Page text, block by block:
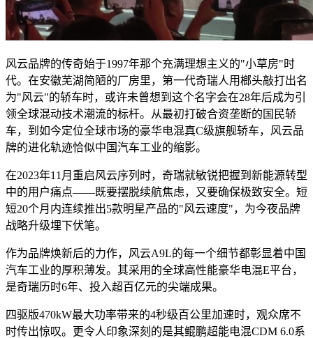
风云品牌的传奇始于1997年那个充满理想主义的"小草房"时
代。在安徽芜湖简陋的厂房里，第一代奇瑞人用榔头敲打出名
为"风云"的轿车时，或许未曾想到这个名字会在28年后成为引
领全球混动技术潮流的标杆。从最初打破合资垄断的国民轿
车，到如今定位全球市场的豪华电混真C级旗舰轿车，风云品
牌的进化轨迹恰似中国汽车工业的缩影。
在2023年11月重启风云序列时，奇瑞就敏锐把握到新能源转型
中的用户痛点——既要摆脱续航焦虑，又要确保极致安全。短
短20个月内连续推出5款明星产品的"风云速度"，为今夜品牌
战略升级埋下伏笔。
作为品牌焕新后的力作，风云A9L的每一个细节都彰显着中国
汽车工业的厚积薄发。其采用的全球高性能豪华电混E平台，
是奇瑞历时6年、投入超百亿元的尖端成果。
四驱版470kW最大功率带来的4秒级百公里加速时，观众席不
时传出惊叹。更令人印象深刻的是其鲲鹏超能电混CDM 6.0系